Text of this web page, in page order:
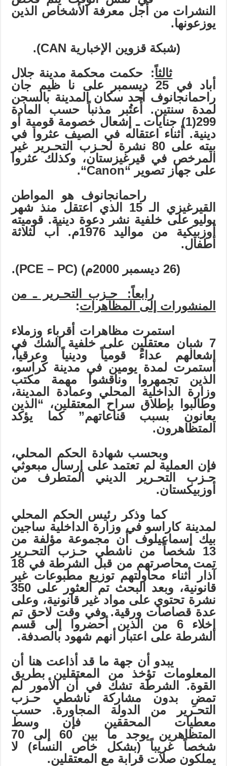
النشرات من أجل معرفة الأشخاص الذين
يوزعونها.
(شبكة قزوين الإخبارية CAN
).
ثالثاً: حكمت محكمة مدينة جلال
أباد في 25 ديسمبر على نا ظيم جان
راحمانجانوف أحد سكان المدينة بالسجن
لمدة سنتين. أُعتُبر مذنباً حسب المادة
299(1) جنايات ـ إشعال خصومة قومية أو
دينية. أثناء اعتقاله في الصيف عثروا في
بيته على 80 نشرة لحـزب التحـرير غير
المرخص في قيرغيزستان، وكذلك عثروا
على جهاز تصوير “Canon
“.
راحمانجانوف هو المواطن
القيرغيزي الـ 15 الذي اعتقل منذ شهر
يوليو على خلفية نشر دعوة دينية. قوميته
أوزبيكية من مواليد 1976م. أب لثلاثة
أطفال.
(26 ديسمبر 2000م) (
РСЕ – РС
).
رابعاً: حـزب التحـرير ـ من
المنشورات إلى المظاهرات:
استمرت مظاهرات أقرباء وزملاء
7 شبان معتقلين على خلفية الشك في
إشعالهم عداءً قومياً ودينياً وعرقياً،
استمرت لمدة يومين في مدينة كراسو،
الذين تجمهروا وناقشوا مهمة مكتب
وزارة الداخلية المحلي وعمادة المدينة،
وطالبوا بإطلاق سراح المعتقلين، “الذين
يعانون بسبب قناعاتهم” كما يؤكد
المتظاهرون.
وبحسب شهادة الحكم المحلي،
فإن العملية لم تعتمد على إرسال مبعوثي
حـزب التحـرير الديني المتطرف من
أوزبيكستان.
كما وذكر رئيس الحكم المحلي
لمدينة كاراسو في وزارة الداخلية ساجين
بيك إسماعيلوف أن مجموعة مؤلفة من
13 شخصاً من ناشطي حـزب التحـرير
تمت محاصرتهم من قبل الشرطة في 18
آذار أثناء محاولتهم توزيع مطبوعات غير
قانونية، وبعد البحث تم العثور على 350
نشرة تحتوي على مواد غير قانونية، وعلى
عدة قصاصات ورقية. وفي وقت لاحق تم
إخلاء 6 من الذين أحضروا إلى قسم
الشرطة على اعتبار أنهم شهود بالصدفة.
يبدو أن جهة ما قد أذاعت هنا أن
المعلومات تؤخذ من المعتقلين بطريق
القوة. الشرطة تشك في أن الأمور لم
تمضِ بدون مشاركة ناشطي حـزب
التحـرير من الدولة المجاورة. حسب
معطيات المحققين فإن وسط
المتظاهرين يوجد ما بين 60 إلى 70
شخصاً غريباً (بشكل خاص النساء) لا
يملكون صلات قرابة مع المعتقلين.